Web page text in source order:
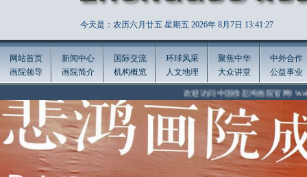
今天是：农历六月廿五 星期五 2026年 8月7日 13:41:29
网站首页
画院领导
新闻中心
画院简介
国际交流
机构概览
环球风采
人文地理
聚焦中华
大众讲堂
中外合作
公益事业
欢迎访问中国徐悲鸿画院官网! Welcome